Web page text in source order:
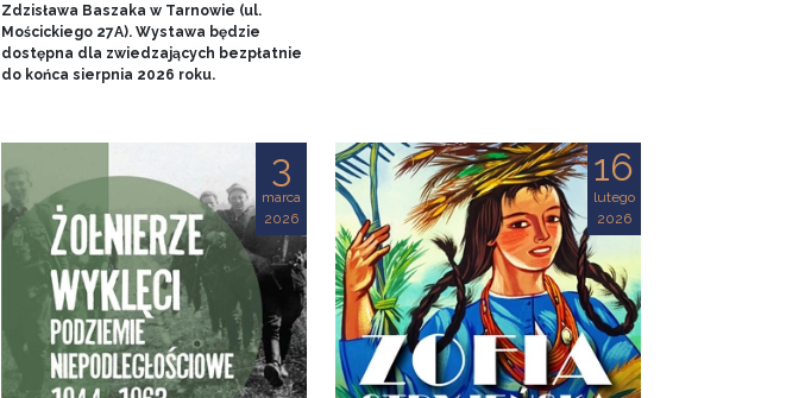
Zdzisława Baszaka w Tarnowie (ul.
Mościckiego 27A). Wystawa będzie
dostępna dla zwiedzających bezpłatnie
do końca sierpnia 2026 roku.
3
marca
2026
16
lutego
2026